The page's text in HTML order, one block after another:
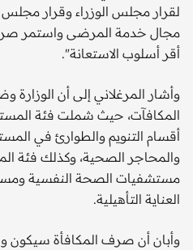
لقرار مجلس الوزراء وقرار مجلس
أقر أسلوب الاستعانة".
وأشار المرغلاني إلى أن
المكافآت، حيث شملت فئة
أقسام التنويم والطوارئ في
والمحاجر الصحية، وكذلك فئة
مستشفيات الصحة النفسية
العناية التأهيلية.
وأبان أن صرف المكافأة سيكون